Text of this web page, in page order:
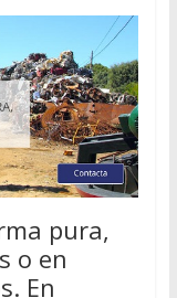
pura,
o en
En